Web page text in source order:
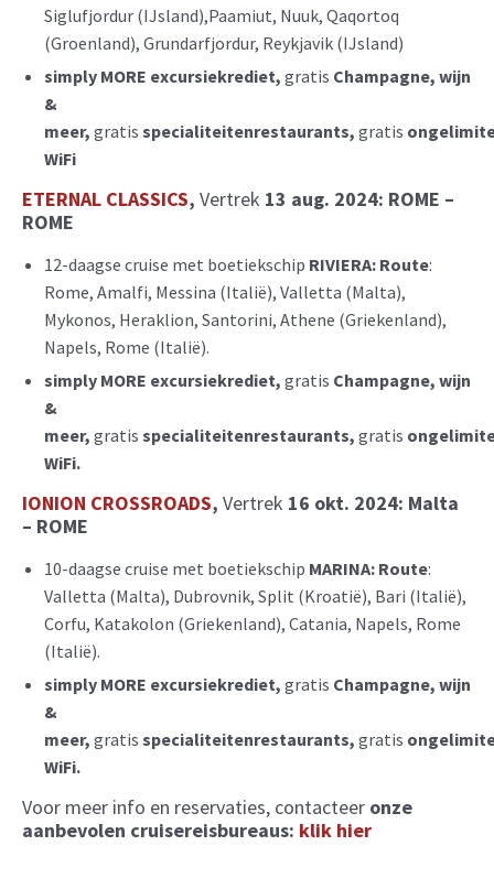
Siglufjordur (IJsland),Paamiut, Nuuk, Qaqortoq
(Groenland), Grundarfjordur, Reykjavik (IJsland)
simply MORE excursiekrediet, gratis Champagne, wijn
&
meer, gratis specialiteitenrestaurants, gratis
WiFi
ETERNAL CLASSICS, Vertrek 13 aug. 2024: ROME –
ROME
12-daagse cruise met boetiekschip RIVIERA: Route:
Rome, Amalfi, Messina (Italië), Valletta (Malta),
Mykonos, Heraklion, Santorini, Athene (Griekenland),
Napels, Rome (Italië).
simply MORE excursiekrediet, gratis Champagne, wijn
&
meer, gratis specialiteitenrestaurants, gratis
WiFi.
IONION CROSSROADS, Vertrek 16 okt. 2024: Malta
– ROME
10-daagse cruise met boetiekschip MARINA: Route:
Valletta (Malta), Dubrovnik, Split (Kroatië), Bari (Italië),
Corfu, Katakolon (Griekenland), Catania, Napels, Rome
(Italië).
simply MORE excursiekrediet, gratis Champagne, wijn
&
meer, gratis specialiteitenrestaurants, gratis
WiFi.
Voor meer info en reservaties, contacteer onze
aanbevolen cruisereisbureaus: klik hier